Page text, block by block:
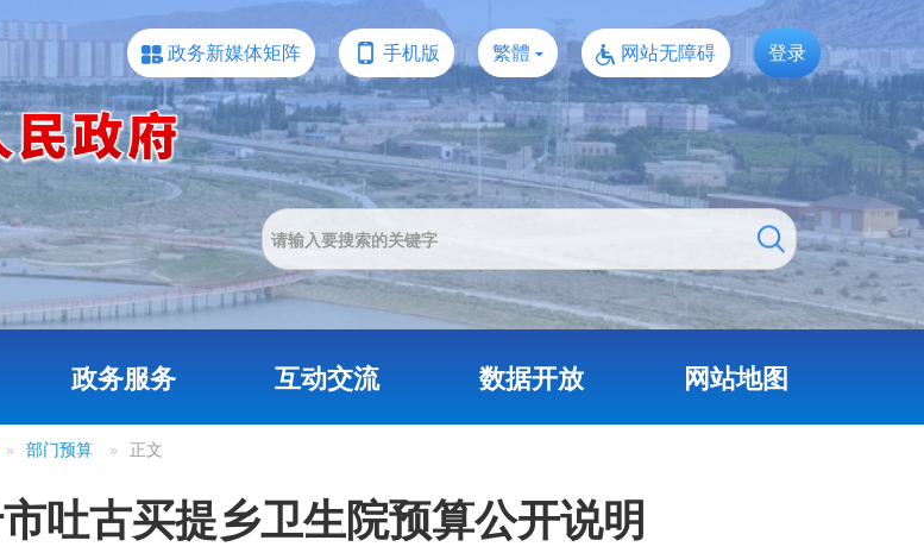
政务新媒体矩阵 手机版 繁體 网站无障碍 登录
政务服务 互动交流 数据开放 网站地图
» 部门预算 » 正文
吐古买提乡卫生院预算公开说明